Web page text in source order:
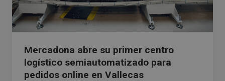
Mercadona abre su primer centro
logístico semiautomatizado para
pedidos online en Vallecas